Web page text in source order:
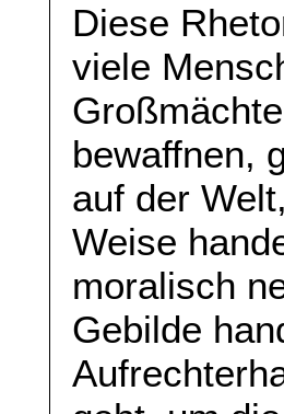
Diese
viele
bewaffnen,
auf der
Weise
moralisch
Gebilde